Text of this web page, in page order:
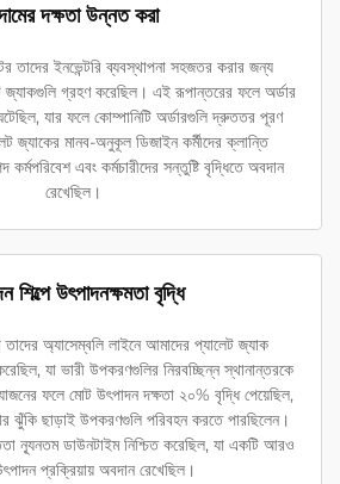
দক্ষতা উন্নত করা
তাদের ইনভেন্টরি ব্যবস্থাপনা সহজতর করার জন্য
জ্যাকগুলি গ্রহণ করেছিল। এই রূপান্তরের ফলে অর্ডার
যার ফলে কোম্পানিটি অর্ডারগুলি দ্রুততর পূরণ
জ্যাকের মানব-অনুকূল ডিজাইন কর্মীদের ক্লান্তি
কর্মপরিবেশ এবং কর্মচারীদের সন্তুষ্টি বৃদ্ধিতে অবদান
রেখেছিল।
শিল্পে উৎপাদনক্ষমতা বৃদ্ধি
তাদের অ্যাসেম্বলি লাইনে আমাদের প্যালেট জ্যাক
যা ভারী উপকরণগুলির নিরবচ্ছিন্ন স্থানান্তরকে
ফলে মোট উৎপাদন দক্ষতা ২০% বৃদ্ধি পেয়েছিল,
ঝুঁকি ছাড়াই উপকরণগুলি পরিবহন করতে পারছিলেন।
ন্যূনতম ডাউনটাইম নিশ্চিত করেছিল, যা একটি আরও
প্রক্রিয়ায় অবদান রেখেছিল।